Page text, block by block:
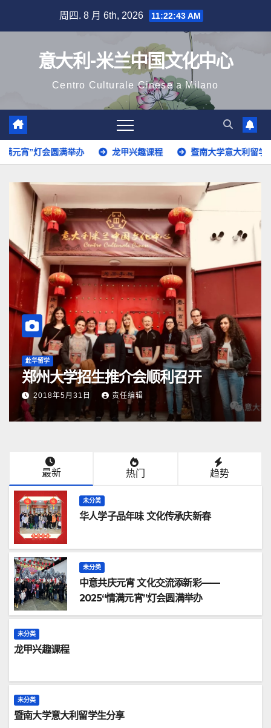
周四. 8 月 6th, 2026 11:22:45 AM
意大利-米兰中国文化中心
Centro Culturale Cinese a Milano
龙甲兴趣课程 暨南大学意大利留学生分享 意大利语开
赴华留学
郑州大学招生推介会顺利召开
2018年5月31日 责任编辑
最新 热门 趋势
未分类
华人学子品年味 文化传承庆新春
未分类
中意共庆元宵 文化交流添新彩——
2025“情满元宵”灯会圆满举办
未分类
龙甲兴趣课程
未分类
暨南大学意大利留学生分享